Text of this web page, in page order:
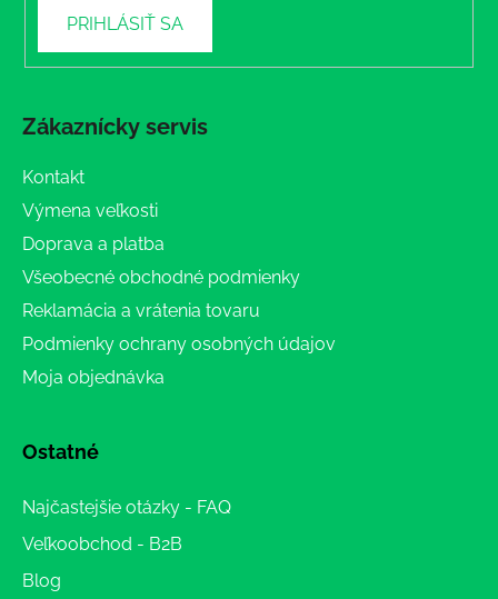
PRIHLÁSIŤ SA
Zákaznícky servis
Kontakt
Výmena veľkosti
Doprava a platba
Všeobecné obchodné podmienky
Reklamácia a vrátenia tovaru
Podmienky ochrany osobných údajov
Moja objednávka
Ostatné
Najčastejšie otázky - FAQ
Veľkoobchod - B2B
Blog